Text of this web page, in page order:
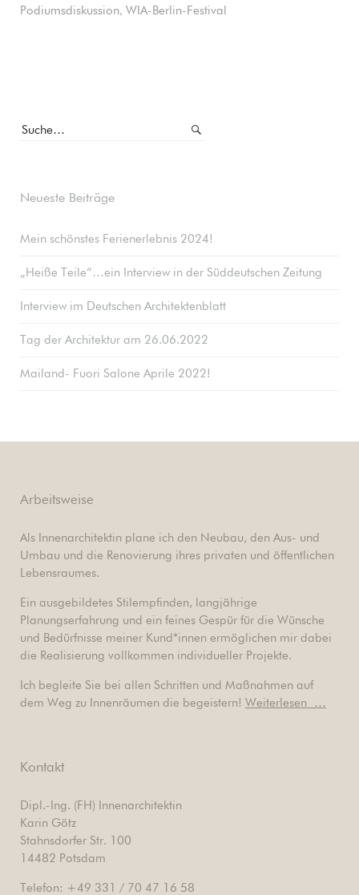
Podiumsdiskussion, WIA-Berlin-Festival
Neueste Beiträge
Mein schönstes Ferienerlebnis 2024!
„Heiße Teile“…ein Interview in der Süddeutschen Zeitung
Interview im Deutschen Architektenblatt
Tag der Architektur am 26.06.2022
Mailand- Fuori Salone Aprile 2022!
Arbeitsweise
Als Innenarchitektin plane ich den Neubau, den Aus- und
Umbau und die Renovierung ihres privaten und öffentlichen
Lebensraumes.
Ein ausgebildetes Stilempfinden, langjährige
Planungserfahrung und ein feines Gespür für die Wünsche
und Bedürfnisse meiner Kund*innen ermöglichen mir dabei
die Realisierung vollkommen individueller Projekte.
Ich begleite Sie bei allen Schritten und Maßnahmen auf
dem Weg zu Innenräumen die begeistern! Weiterlesen …
Kontakt
Dipl.-Ing. (FH) Innenarchitektin
Karin Götz
Stahnsdorfer Str. 100
14482 Potsdam
Telefon: +49 331 / 70 47 16 58